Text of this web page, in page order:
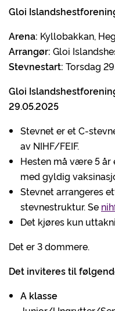
Gloi
Arena: Kyllobakkan,
Arrangør: Gloi
Stevnestart: Torsdag
Gloi
29.05.2025
Stevnet er et C-
av NIHF/FEIF.
Hesten må være 5 år
med gyldig
Stevnet arrangeres
stevnestruktur. Se
Det kjøres kun
Det er 3 dommere.
Det inviteres til
A klasse